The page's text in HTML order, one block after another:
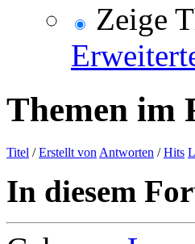
Zeige
Themen im
Titel /Erstellt von Antworten /Hits
In diesem